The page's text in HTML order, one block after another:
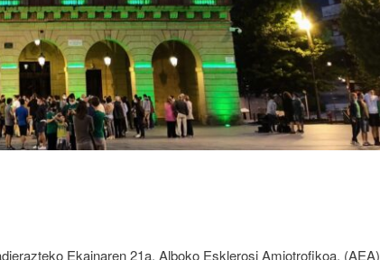
Ekainaren 21a, Alboko Esklerosi Amiotrofikoa, (AEA)